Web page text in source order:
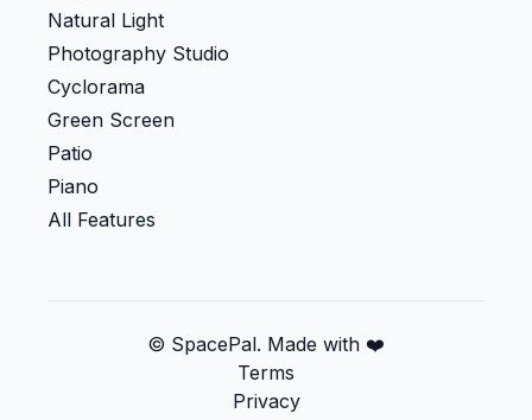
Natural Light
Photography Studio
Cyclorama
Green Screen
Patio
Piano
All Features
© SpacePal. Made with ❤️
Terms
Privacy